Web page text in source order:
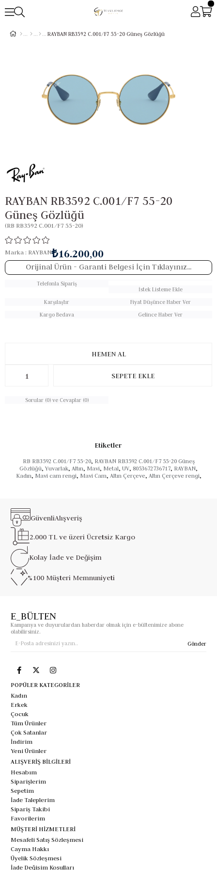
RAYBAN RB3592 C.001/F7 55-20 Güneş Gözlüğü
RAYBAN RB3592 C.001/F7 55-20
Güneş Gözlüğü
(RB RB3592 C.001/F7 55-20)
Marka : RAYBAN₺16.200,00
Orijinal Ürün - Garanti Belgesi İçin Tıklayınız...
Telefonla Sipariş
İstek Listeme Ekle
Karşılaştır
Fiyat Düşünce Haber Ver
Kargo Bedava
Gelince Haber Ver
Sorular (0) ve Cevaplar (0)
Etiketler
RB RB3592 C.001/F7 55-20, RAYBAN RB3592 C.001/F7 55-20 Güneş
Gözlüğü, Yuvarlak, Altın, Mavi, Metal, UV, 8053672736717, RAYBAN,
Kadın, Mavi cam rengi, Mavi Cam, Altın Çerçeve, Altın Çerçeve rengi,
GüvenliAlışveriş
2.000 TL ve üzeriÜcretsiz Kargo
Kolay İade ve Değişim
%100 Müşteri Memnuniyeti
E_BÜLTEN
Kampanya ve duyurulardan haberdar olmak için e-bültenimize abone
olabilirsiniz.
Gönder
POPÜLER KATEGORİLER
Kadın
Erkek
Çocuk
Tüm Ürünler
Çok Satanlar
İndirim
Yeni Ürünler
ALIŞVERİŞ BİLGİLERİ
Hesabım
Siparişlerim
Sepetim
İade Taleplerim
Sipariş Takibi
Favorilerim
MÜŞTERİ HİZMETLERİ
Mesafeli Satış Sözleşmesi
Cayma Hakkı
Üyelik Sözleşmesi
İade Değişim Koşulları